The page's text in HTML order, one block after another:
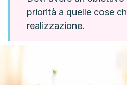
priorità a quelle cose
realizzazione.